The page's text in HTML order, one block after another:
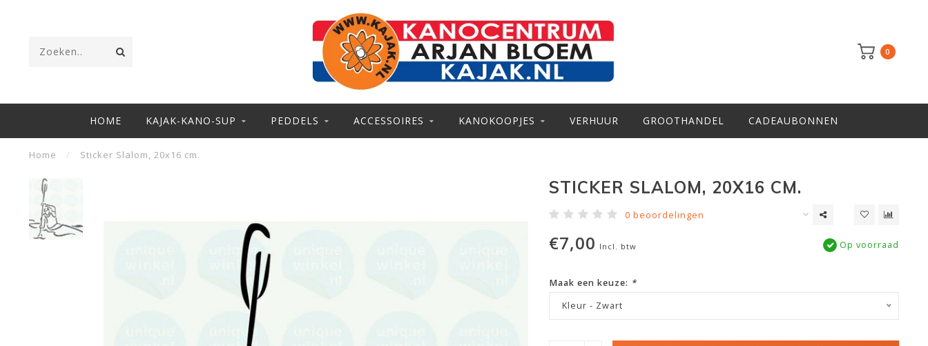
0
HOME KAJAK-KANO-SUP PEDDELS ACCESSOIRES KANOKOOPJES VERHUUR GROOTHANDEL CADEAUBONNEN
Home / Sticker Slalom, 20x16 cm.
STICKER SLALOM, 20X16 CM.
0 beoordelingen
€7,00 Incl. btw Op voorraad
Maak een keuze: *
Kleur - Zwart